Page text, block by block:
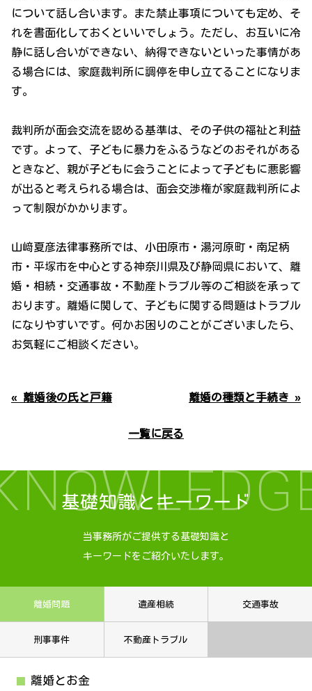
について話し合います。また禁止事項についても定め、そ
れを書面化しておくといいでしょう。ただし、お互いに冷
静に話し合いができない、納得できないといった事情があ
る場合には、家庭裁判所に調停を申し立てることになりま
す。
裁判所が面会交流を認める基準は、その子供の福祉と利益
です。よって、子どもに暴力をふるうなどのおそれがある
ときなど、親が子どもに会うことによって子どもに悪影響
が出ると考えられる場合は、面会交渉権が家庭裁判所によ
って制限がかかります。
山﨑夏彦法律事務所では、小田原市・湯河原町・南足柄
市・平塚市を中心とする神奈川県及び静岡県において、離
婚・相続・交通事故・不動産トラブル等のご相談を承って
おります。離婚に関して、子どもに関する問題はトラブル
になりやすいです。何かお困りのことがございましたら、
お気軽にご相談ください。
« 離婚後の氏と戸籍 離婚の種類と手続き »
一覧に戻る
基礎知識とキーワード
当事務所がご提供する基礎知識と
キーワードをご紹介いたします。
離婚問題 遺産相続 交通事故
刑事事件 不動産トラブル
離婚とお金